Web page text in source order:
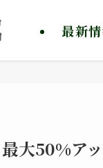
最新
大50%ア